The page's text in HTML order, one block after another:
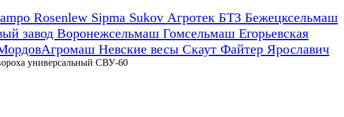
Rosenlew Sipma Sukov Агротек БТЗ Бежецксельмаш
завод Воронежсельмаш Гомсельмаш Егорьевская
Невские весы Скаут Файтер Ярославич
универсальный СВУ-60